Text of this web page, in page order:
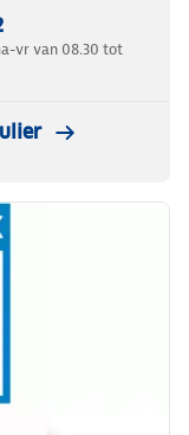
vr van 08.30 tot